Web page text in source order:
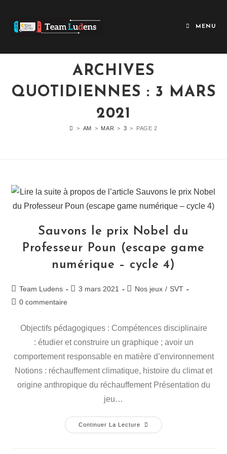
MENU
ARCHIVES
QUOTIDIENNES : 3 MARS
2021
> AM > MAR > 3 > PAGE 2
Sauvons le prix Nobel du
Professeur Poun (escape game
numérique – cycle 4)
Team Ludens 3 mars 2021 Nos jeux / SVT
0 commentaire
Objectifs pédagogiques : Compétences disciplinaire
: étudier et construire un graphique ; avoir un
comportement responsable en matière d’environnement
Notions : réchauffement climatique, histoire du climat et
origine anthropique du réchauffement Présentation du
jeu…
Continuer La Lecture